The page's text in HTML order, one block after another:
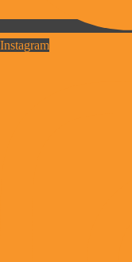
Instagram